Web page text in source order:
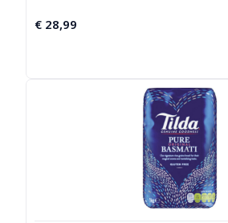
€ 28,99